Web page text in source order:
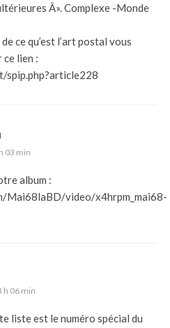
Â». Complexe -Monde
ce qu’est l’art postal vous
lien :
spip.php?article228
03 min
album :
Mai68laBD/video/x4hrpm_mai68-
h 06 min
liste est le numéro spécial du